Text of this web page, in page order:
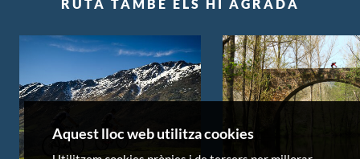
RUTA TAMBÉ ELS HI AGRADA
Aquest lloc web utilitza cookies